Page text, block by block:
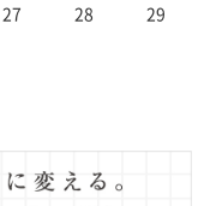
27 28 29